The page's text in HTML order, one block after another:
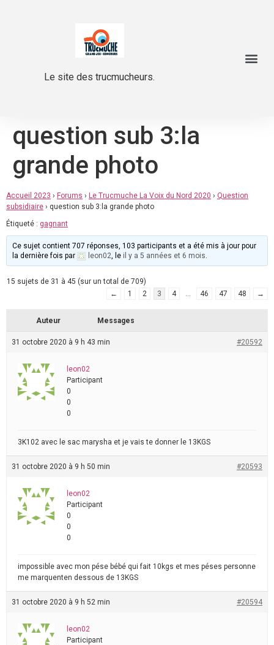
Le site des trucmucheurs.
question sub 3:la
grande photo
Accueil 2023 › Forums › Le Trucmuche La Voix du Nord 2020 › Question
subsidiaire › question sub 3:la grande photo
Étiqueté : gagnant
Ce sujet contient 707 réponses, 103 participants et a été mis à jour pour
la dernière fois par
leon02, le il y a 5 années et 6 mois.
15 sujets de 31 à 45 (sur un total de 709)
←
1 2 3 4 … 46 47 48 →
Auteur Messages
31 octobre 2020 à 9 h 43 min #20592
leon02
Participant
0
0
0
3K102 avec le sac marysha et je vais te donner le 13KGS
31 octobre 2020 à 9 h 50 min #20593
leon02
Participant
0
0
0
impossible avec mon pése bébé qui fait 10kgs et mes péses personne
me marquenten dessous de 13KGS
31 octobre 2020 à 9 h 52 min #20594
leon02
Participant